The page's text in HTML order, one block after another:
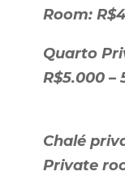
Room:
Quarto
R$5.000 –
Chalé
Private